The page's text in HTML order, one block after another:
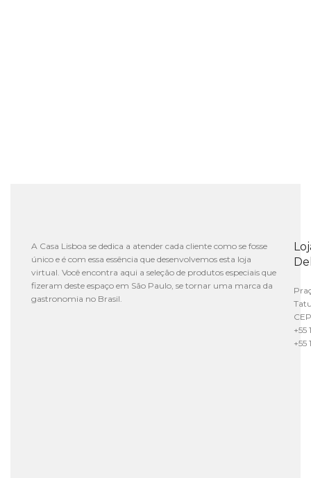
A Casa Lisboa se dedica a atender cada cliente como se fosse
único e é com essa essência que desenvolvemos esta loja
virtual. Você encontra aqui a seleção de produtos especiais que
fizeram deste espaço em São Paulo, se tornar uma marca da
gastronomia no Brasil.
+55
+55